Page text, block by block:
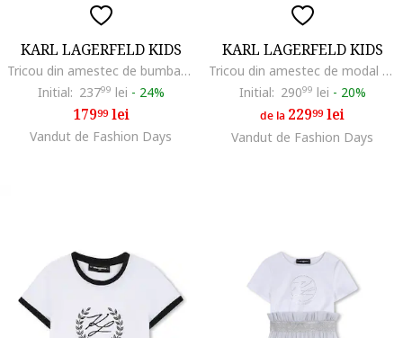
KARL LAGERFELD KIDS
Tricou din amestec de bumbac cu logo, Negru/Alb optic
Initial: 23799 lei - 24%
17999lei
Vandut de Fashion Days
KARL LAGERFELD KIDS
Tricou din amestec de modal cu logo, Alb optic
Initial: 29099 lei - 20%
de la 22999lei
Vandut de Fashion Days